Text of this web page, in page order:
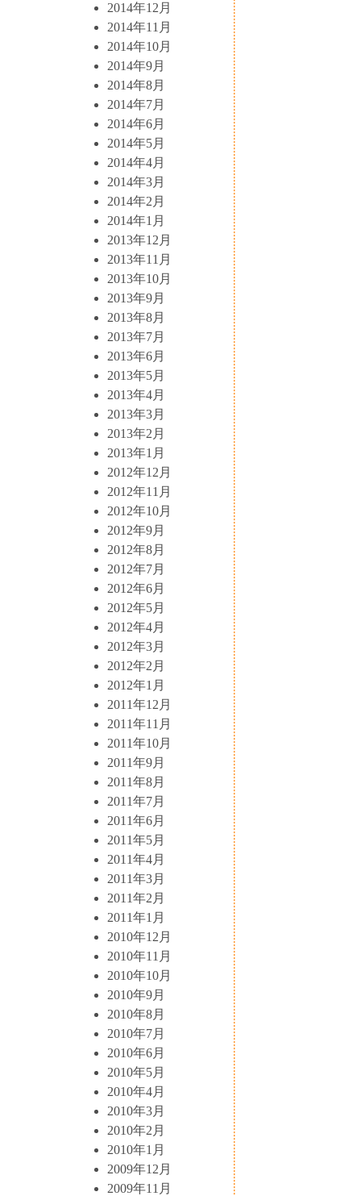
2014年12月
2014年11月
2014年10月
2014年9月
2014年8月
2014年7月
2014年6月
2014年5月
2014年4月
2014年3月
2014年2月
2014年1月
2013年12月
2013年11月
2013年10月
2013年9月
2013年8月
2013年7月
2013年6月
2013年5月
2013年4月
2013年3月
2013年2月
2013年1月
2012年12月
2012年11月
2012年10月
2012年9月
2012年8月
2012年7月
2012年6月
2012年5月
2012年4月
2012年3月
2012年2月
2012年1月
2011年12月
2011年11月
2011年10月
2011年9月
2011年8月
2011年7月
2011年6月
2011年5月
2011年4月
2011年3月
2011年2月
2011年1月
2010年12月
2010年11月
2010年10月
2010年9月
2010年8月
2010年7月
2010年6月
2010年5月
2010年4月
2010年3月
2010年2月
2010年1月
2009年12月
2009年11月